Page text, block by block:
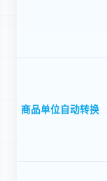
商品单位自动转换